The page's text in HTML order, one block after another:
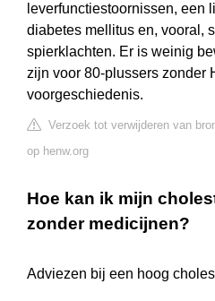
leverfunctiestoornissen, een
diabetes mellitus en, vooral,
spierklachten. Er is weinig
zijn voor 80-plussers zonder
voorgeschiedenis.
Verzoek tot verwijderen van
op henw.org
Hoe kan ik mijn
zonder medicijnen?
Adviezen bij een hoog